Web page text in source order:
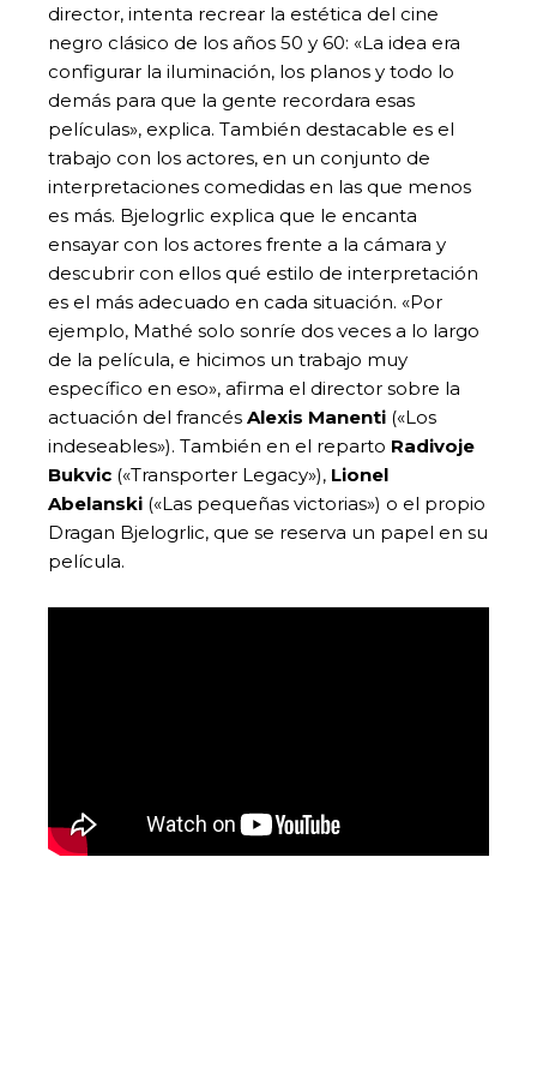
director, intenta recrear la estética del cine
negro clásico de los años 50 y 60: «La idea era
configurar la iluminación, los planos y todo lo
demás para que la gente recordara esas
películas», explica. También destacable es el
trabajo con los actores, en un conjunto de
interpretaciones comedidas en las que menos
es más. Bjelogrlic explica que le encanta
ensayar con los actores frente a la cámara y
descubrir con ellos qué estilo de interpretación
es el más adecuado en cada situación. «Por
ejemplo, Mathé solo sonríe dos veces a lo largo
de la película, e hicimos un trabajo muy
específico en eso», afirma el director sobre la
actuación del francés Alexis Manenti («Los
indeseables»). También en el reparto Radivoje
Bukvic («Transporter Legacy»), Lionel
Abelanski («Las pequeñas victorias») o el propio
Dragan Bjelogrlic, que se reserva un papel en su
película.